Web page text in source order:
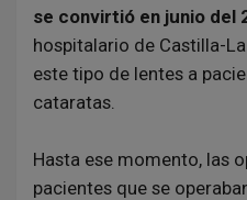
se convirtió en junio del
hospitalario de Castilla-
este tipo de lentes a
cataratas.
Hasta ese momento, las
pacientes que se